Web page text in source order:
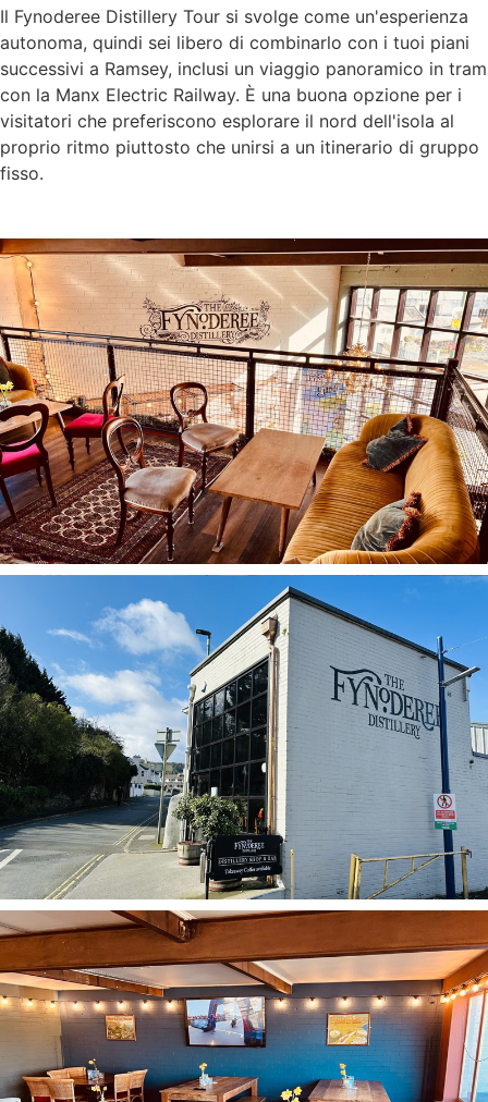
Il Fynoderee Distillery Tour si svolge come un'esperienza
autonoma, quindi sei libero di combinarlo con i tuoi piani
successivi a Ramsey, inclusi un viaggio panoramico in tram
con la Manx Electric Railway. È una buona opzione per i
visitatori che preferiscono esplorare il nord dell'isola al
proprio ritmo piuttosto che unirsi a un itinerario di gruppo
fisso.